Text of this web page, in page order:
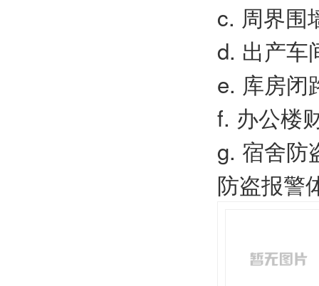
c. 周界围
d. 出产车
e. 库房闭
f. 办公楼
g. 宿舍防
防盗报警